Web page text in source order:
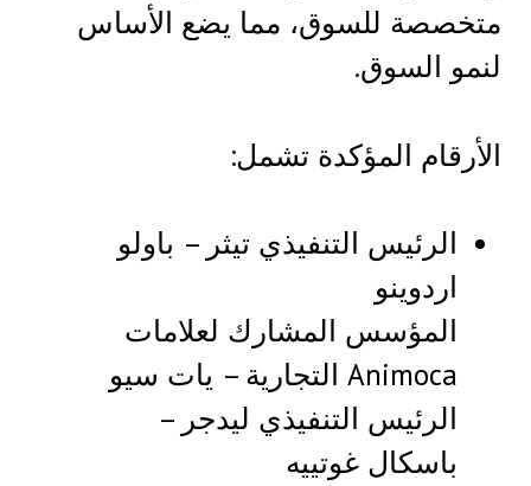
متخصصة للسوق، مما يضع الأساس
لنمو السوق.
الأرقام المؤكدة تشمل:
الرئيس التنفيذي تيثر – باولو
اردوينو
المؤسس المشارك لعلامات
Animoca التجارية – يات سيو
الرئيس التنفيذي ليدجر –
باسكال غوتييه